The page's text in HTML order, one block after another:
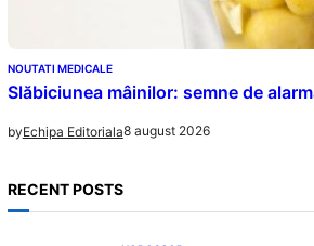
NOUTATI MEDICALE
Slăbiciunea mâinilor: semne de
byEchipa Editoriala8 august 2026
RECENT POSTS